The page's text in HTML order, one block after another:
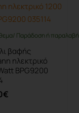
Παράδοση ή
βαφής
ηλεκτρικό
BPG9200